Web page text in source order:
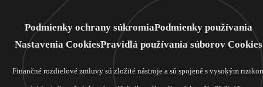
Podmienky ochrany súkromiaPodmienky používania
Nastavenia CookiesPravidlá používania súborov Cookies
Finančné rozdielové zmluvy sú zložité nástroje a sú spojené s vysokým